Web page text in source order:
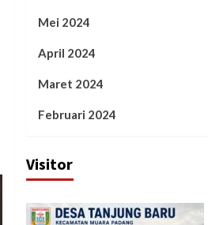
Mei 2024
April 2024
Maret 2024
Februari 2024
Visitor